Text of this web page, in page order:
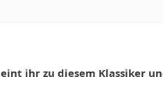
ihr zu diesem Klassiker